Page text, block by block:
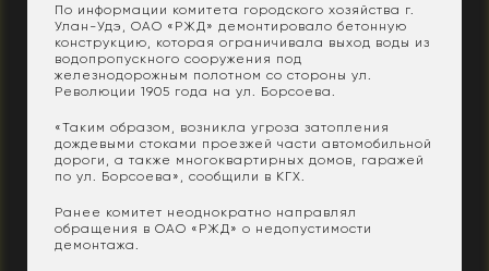
По информации комитета городского хозяйства г.
Улан-Удэ, ОАО «РЖД» демонтировало бетонную
конструкцию, которая ограничивала выход воды из
водопропускного сооружения под
железнодорожным полотном со стороны ул.
Революции 1905 года на ул. Борсоева.
«Таким образом, возникла угроза затопления
дождевыми стоками проезжей части автомобильной
дороги, а также многоквартирных домов, гаражей
по ул. Борсоева», сообщили в КГХ.
Ранее комитет неоднократно направлял
обращения в ОАО «РЖД» о недопустимости
демонтажа.